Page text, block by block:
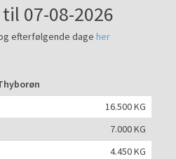
07-08-2026
efterfølgende dage her
16.500 KG
7.000 KG
4.450 KG